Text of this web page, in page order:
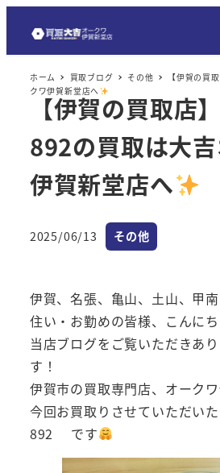
ホーム 買取ブログ その他
【伊賀の買
クワ伊賀新堂店へ
【伊賀の買取店
892の買取は大
伊賀新堂店へ
投稿日
2025/06/13 カテゴリー
その他
伊賀、名張、亀山、土山、甲
住い・お勤めの皆様、こんに
当店ブログをご覧いただきあ
す！
伊賀市の買取専門店、オーク
今回お買取りさせていただい
892 です